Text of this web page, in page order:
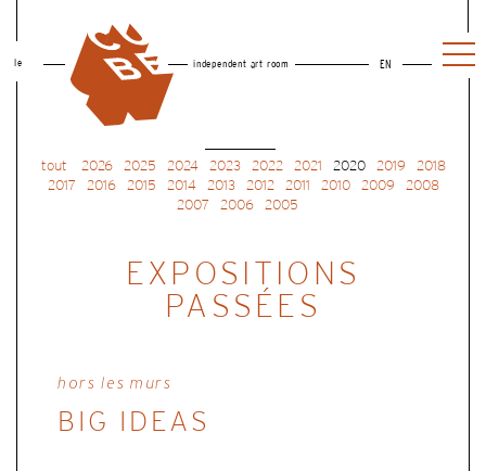
le independent art room EN
tout 2026 2025 2024 2023 2022 2021 2020 2019
2018
2017
2016 2015 2014 2013 2012 2011 2010 2009
2008
2007
2006 2005
EXPOSITIONS
PASSÉES
hors les murs
BIG IDEAS